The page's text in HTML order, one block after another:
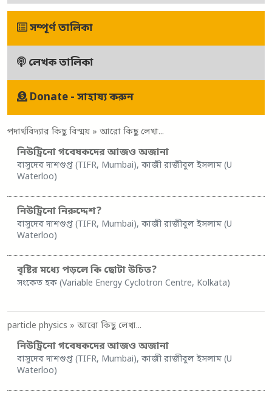
সম্পূর্ণ তালিকা
লেখক তালিকা
Donate - সাহায্য করুন
পদার্থবিদ্যার কিছু বিস্ময় » আরো কিছু লেখা...
নিউট্রিনো গবেষকদের আজও অজানা
বাসুদেব দাশগুপ্ত (TIFR, Mumbai), কাজী রাজীবুল ইসলাম (U
Waterloo)
নিউট্রিনো নিরুদ্দেশ?
বাসুদেব দাশগুপ্ত (TIFR, Mumbai), কাজী রাজীবুল ইসলাম (U
Waterloo)
বৃষ্টির মধ্যে পড়লে কি ছোটা উচিত?
সংকেত হক (Variable Energy Cyclotron Centre, Kolkata)
particle physics » আরো কিছু লেখা...
নিউট্রিনো গবেষকদের আজও অজানা
বাসুদেব দাশগুপ্ত (TIFR, Mumbai), কাজী রাজীবুল ইসলাম (U
Waterloo)